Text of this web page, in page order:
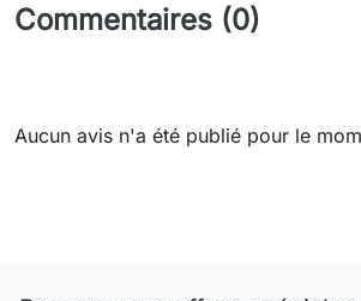
Commentaires (0)
Aucun avis n'a été publié pour le